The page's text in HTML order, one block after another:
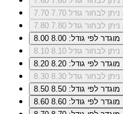
7.70
לבחור גודל 7.70
7.80
לבחור גודל 7.80
8.00
מוגדר לפי גודל: 8.00
8.10
לבחור גודל 8.10
8.20
מוגדר לפי גודל: 8.20
8.30
לבחור גודל 8.30
8.50
מוגדר לפי גודל: 8.50
8.60
מוגדר לפי גודל: 8.60